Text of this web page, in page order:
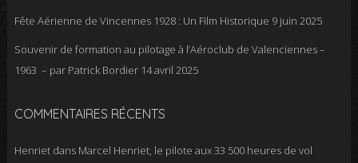
Fête Aérienne de Vincennes 1928 : Un Film Historique 9 juin 2025
Souvenir de formation au pilotage à l’Aéroclub de Valenciennes –
1963 – par Patrick Bordier 14 avril 2025
COMMENTAIRES RÉCENTS
Henrietdans Marcel Henriet, le pilote aux 33 500 heures de vol